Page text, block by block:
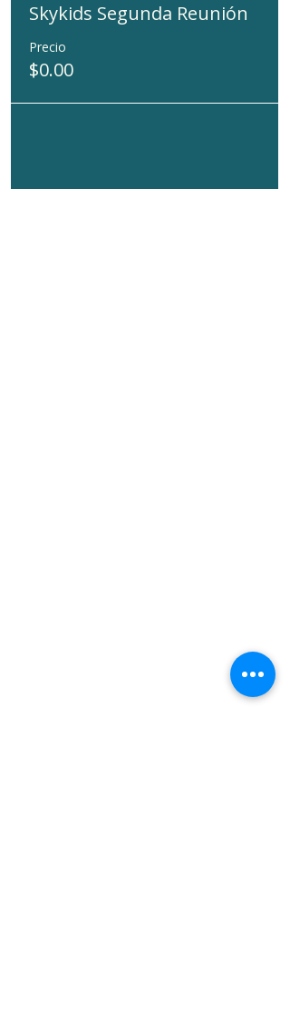
Skykids Segunda Reunión
Precio
$0.00